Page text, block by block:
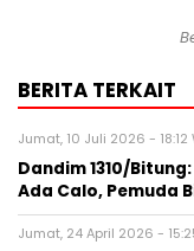
BERITA TERKAIT
Jumat, 10 Juli 2026 - 18:12
Dandim 1310/
Ada Calo, Pemuda
Jumat, 24 April 2026 -